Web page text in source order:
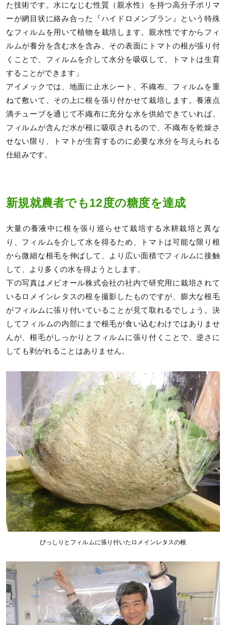
た技術です。水になじむ性質（親水性）を持つ高分子ポリマ
ーが網目状に絡み合った『ハイドロメンブラン』という特殊
なフィルムを用いて植物を栽培します。親水性ですからフィ
ルムが養分を含む水を含み、その表面にトマトの根が張り付
くことで、フィルムを介して水分を吸収して、トマトは生育
することができます」
アイメックでは、地面に止水シート、不織布、フィルムを重
ねて敷いて、その上に根を張り付かせて栽培します。養液点
滴チューブを通じて不織布に充分な水を供給できていれば、
フィルムが含んだ水が根に吸収されるので、不織布を乾燥さ
せない限り、トマトが生育するのに必要な水分を与えられる
仕組みです。
新規就農者でも12度の糖度を達成
大量の養液中に根を張り巡らせて栽培する水耕栽培と異な
り、フィルムを介して水を得るため、トマトは可能な限り根
から微細な根毛を伸ばして、より広い面積でフィルムに接触
して、より多くの水を得ようとします。
下の写真はメビオール株式会社の社内で研究用に栽培されて
いるロメインレタスの根を撮影したものですが、膨大な根毛
がフィルムに張り付いていることが見て取れるでしょう。決
してフィルムの内部にまで根毛が食い込むわけではありませ
んが、根毛がしっかりとフィルムに張り付くことで、逆さに
しても剥がれることはありません。
びっしりとフィルムに張り付いたロメインレタスの根